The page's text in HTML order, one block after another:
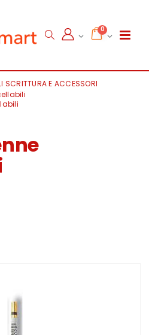
0
SCRITTURA E ACCESSORI